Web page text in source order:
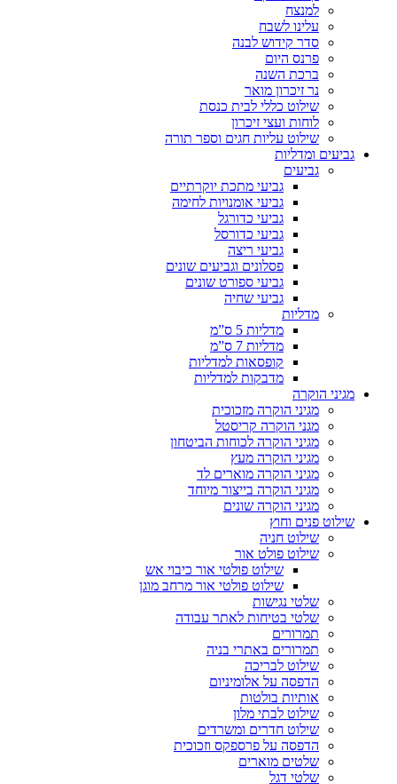
למנצח
עלינו לשבח
סדר קידוש לבנה
פרנס היום
ברכת השנה
נר זיכרון מואר
שילוט כללי לבית כנסת
לוחות ועצי זיכרון
שילוט עליות חגים וספר תורה
גביעים ומדליות
גביעים
גביעי מתכת יוקרתיים
גביעי אומנויות לחימה
גביעי כדורגל
גביעי כדורסל
גביעי ריצה
פסלונים וגביעים שונים
גביעי ספורט שונים
גביעי שחיה
מדליות
מדליות 5 ס”מ
מדליות 7 ס”מ
קופסאות למדליות
מדבקות למדליות
מגיני הוקרה
מגיני הוקרה מזכוכית
מגני הוקרה קריסטל
מגיני הוקרה לכוחות הביטחון
מגיני הוקרה מעץ
מגיני הוקרה מוארים לד
מגיני הוקרה בייצור מיוחד
מגיני הוקרה שונים
שילוט פנים וחוץ
שילוט חניה
שילוט פולט אור
שילוט פולטי אור כיבוי אש
שילוט פולטי אור מרחב מוגן
שלטי נגישות
שלטי בטיחות לאתר עבודה
תמרורים
תמרורים באתרי בניה
שילוט לבריכה
הדפסה על אלומיניום
אותיות בולטות
שילוט לבתי מלון
שילוט חדרים ומשרדים
הדפסה על פרספקס וזכוכית
שלטים מוארים
שלטי דגל